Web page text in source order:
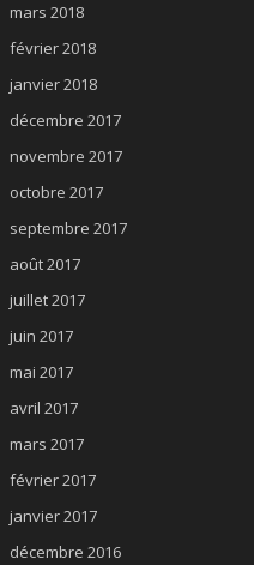
mars 2018
février 2018
janvier 2018
décembre 2017
novembre 2017
octobre 2017
septembre 2017
août 2017
juillet 2017
juin 2017
mai 2017
avril 2017
mars 2017
février 2017
janvier 2017
décembre 2016